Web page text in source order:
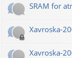
SRAM for
Xavroska-
Xavroska-